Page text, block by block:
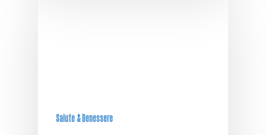
Salute & Benessere